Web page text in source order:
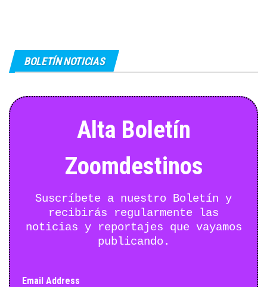
BOLETÍN NOTICIAS
Alta Boletín
Zoomdestinos
Suscríbete a nuestro Boletín y
recibirás regularmente las
noticias y reportajes que vayamos
publicando.
Email Address